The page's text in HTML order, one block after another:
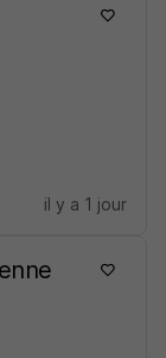
il y a 1 jour